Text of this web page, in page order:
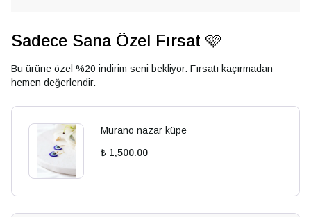
Sadece Sana Özel Fırsat 🩷
Bu ürüne özel %20 indirim seni bekliyor. Fırsatı kaçırmadan
hemen değerlendir.
Murano nazar küpe
₺ 1,500.00